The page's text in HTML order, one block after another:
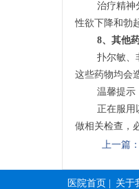
治疗精神
性欲下降和勃
8、其他
扑尔敏、
这些药物均会
温馨提示
正在服用
做相关检查，
上一篇：
医院首页
关于